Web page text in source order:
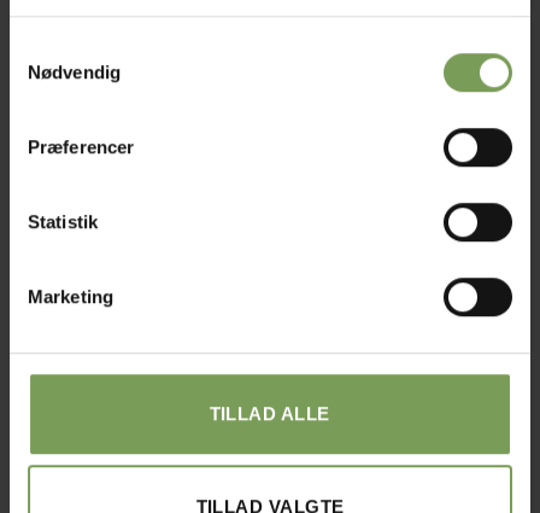
Nødvendig
Præferencer
Statistik
Marketing
TILLAD ALLE
TILLAD VALGTE
Tilføj til ønskeliste
Kategorier:BØGER
BESKRIVELSE
Hakkebog for begyndere af Daisy Tyron
blanding af hækling og strikning,
er en gammel håndarbejdsteknik,som heldigvis er